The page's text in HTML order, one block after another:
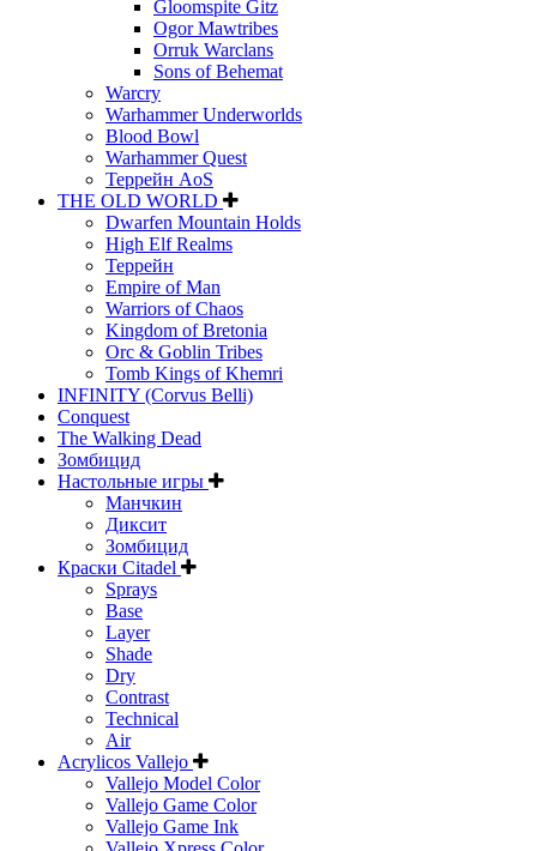
Gloomspite Gitz
Ogor Mawtribes
Orruk Warclans
Sons of Behemat
Warcry
Warhammer Underworlds
Blood Bowl
Warhammer Quest
Террейн AoS
THE OLD WORLD
Dwarfen Mountain Holds
High Elf Realms
Террейн
Empire of Man
Warriors of Chaos
Kingdom of Bretonia
Orc & Goblin Tribes
Tomb Kings of Khemri
INFINITY (Corvus Belli)
Conquest
The Walking Dead
Зомбицид
Настольные игры
Манчкин
Диксит
Зомбицид
Краски Citadel
Sprays
Base
Layer
Shade
Dry
Contrast
Technical
Air
Acrylicos Vallejo
Vallejo Model Color
Vallejo Game Color
Vallejo Game Ink